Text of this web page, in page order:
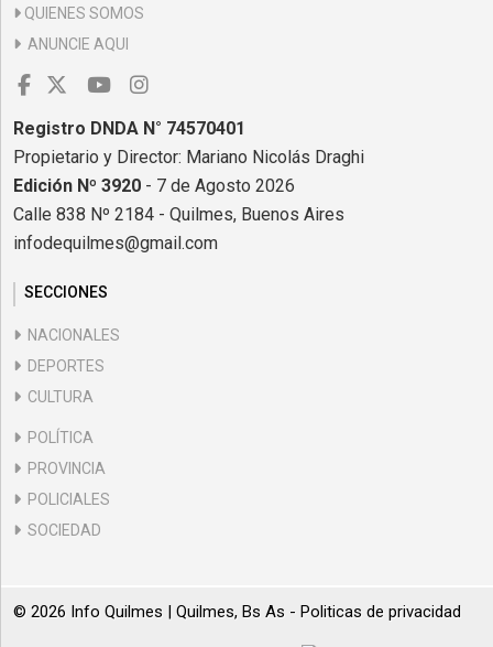
QUIENES SOMOS
ANUNCIE AQUI
Registro DNDA N° 74570401
Propietario y Director: Mariano Nicolás Draghi
Edición Nº 3920 - 7 de Agosto 2026
Calle 838 Nº 2184 - Quilmes, Buenos Aires
infodequilmes@gmail.com
SECCIONES
NACIONALES
DEPORTES
CULTURA
POLÍTICA
PROVINCIA
POLICIALES
SOCIEDAD
© 2026 Info Quilmes | Quilmes, Bs As - Politicas de privacidad